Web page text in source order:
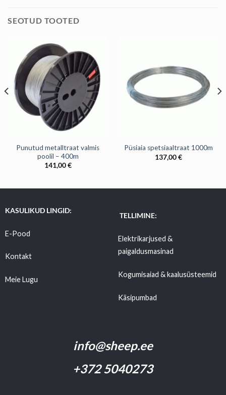
SEOTUD TOOTED
Punutud metalltraat valmis
poolil – 400m
141,00€
Püsiaia spetsiaaltraat 1000m
137,00€
KASULIKUD LINGID:
E-Pood
Kontakt
Meie Lugu
TELLIMINE:
Elektrikarjused &
paigaldusmasinad
Kogumisaiad & kaalusüsteemid
Käsipumbad
info@sheep.ee
+372 5040273